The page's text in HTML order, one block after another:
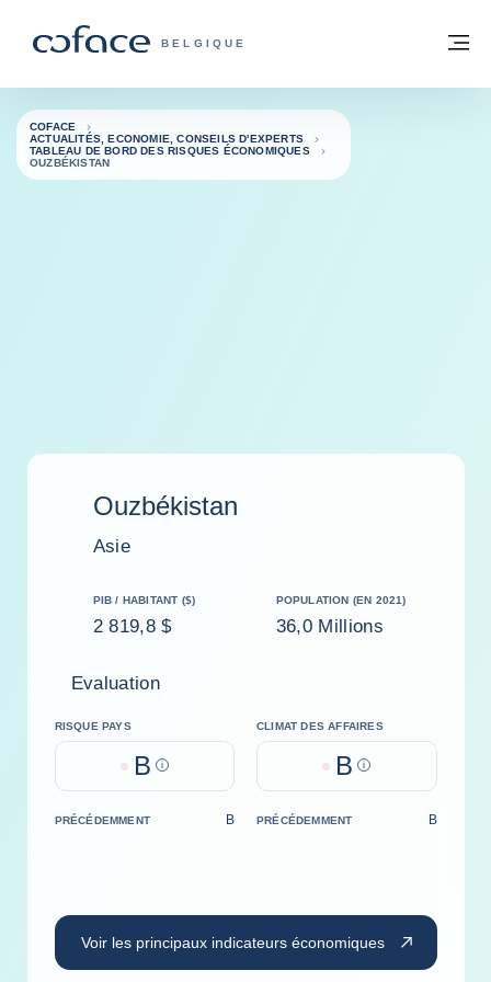
COFACE, FOR TRADE - PAGE
BELGIQUE
Retour à la page d'accueil
COFACE
ACTUALITÉS, ECONOMIE, CONSEILS D'EXPERTS
TABLEAU DE BORD DES RISQUES ÉCONOMIQUES
OUZBÉKISTAN
Ouzbékistan
Asie
PIB / HABITANT ($)
2 819,8 $
POPULATION (EN 2021)
36,0 Millions
Evaluation
RISQUE PAYS
B Help
CLIMAT DES AFFAIRES
B Help
PRÉCÉDEMMENT B PRÉCÉDEMMENT B
Voir les principaux indicateurs économiques